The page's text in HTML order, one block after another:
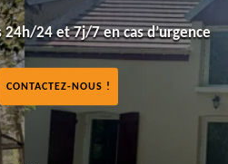
24 et 7j/7 en cas d’urgence
CONTACTEZ-NOUS !